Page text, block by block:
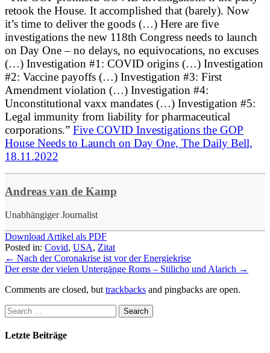
retook the House. It accomplished that (barely). Now
it’s time to deliver the goods (…) Here are five
investigations the new 118th Congress needs to launch
on Day One – no delays, no equivocations, no excuses
(…) Investigation #1: COVID origins (…) Investigation
#2: Vaccine payoffs (…) Investigation #3: First
Amendment violation (…) Investigation #4:
Unconstitutional vaxx mandates (…) Investigation #5:
Legal immunity from liability for pharmaceutical
corporations.” Five COVID Investigations the GOP
House Needs to Launch on Day One, The Daily Bell,
18.11.2022
Andreas van de Kamp
Unabhängiger Journalist
Download Artikel als PDF
Posted in: Covid, USA, Zitat
← Nach der Coronakrise ist vor der Energiekrise
Der erste der vielen Untergänge Roms – Stilicho und Alarich →
Comments are closed, but trackbacks and pingbacks are open.
Letzte Beiträge